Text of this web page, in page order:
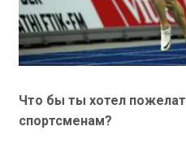
Что бы ты хотел
спортсменам?